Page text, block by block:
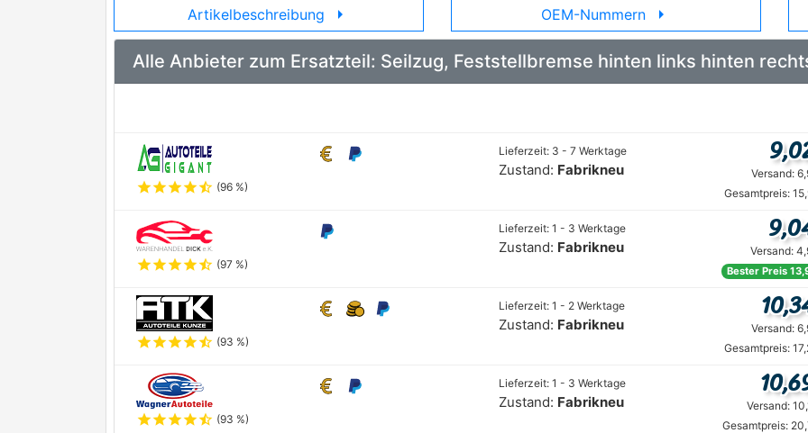
Artikelbeschreibung arrow_right OEM-Nummern arrow_right
Alle Anbieter zum Ersatzteil: Seilzug, Feststellbremse hinten links hinten
starstarstarstarstar_half (96 %)
Lieferzeit: 3 - 7 Werktage
Zustand: Fabrikneu Versand:
Gesamtpreis:
starstarstarstarstar_half (97 %)
Lieferzeit: 1 - 3 Werktage
Zustand: Fabrikneu Versand:
Bester Preis
starstarstarstarstar_half (93 %)
Lieferzeit: 1 - 2 Werktage
Zustand: Fabrikneu Versand:
Gesamtpreis:
starstarstarstarstar_half (93 %)
Lieferzeit: 1 - 3 Werktage
Zustand: Fabrikneu Versand:
Gesamtpreis: